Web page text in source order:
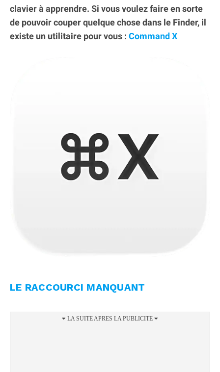
clavier à apprendre. Si vous voulez faire en sorte
de pouvoir couper quelque chose dans le Finder, il
existe un utilitaire pour vous : Command X
LE RACCOURCI MANQUANT